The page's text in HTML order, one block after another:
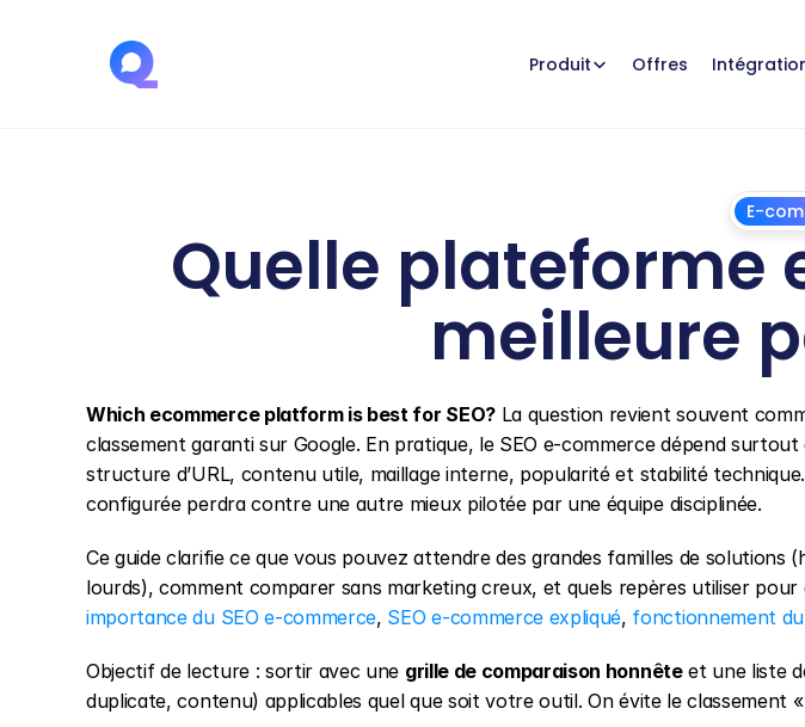
Produit Offres
E-
Quelle plateforme
meilleure
Which ecommerce platform is best for SEO? La question revient souvent
classement garanti sur Google. En pratique, le SEO e-commerce dépend surtout
structure d’URL, contenu utile, maillage interne, popularité et stabilité
configurée perdra contre une autre mieux pilotée par une équipe disciplinée.
Ce guide clarifie ce que vous pouvez attendre des grandes familles de solutions
importance du SEO e-commerce, SEO e-commerce expliqué, fonctionnement
Objectif de lecture : sortir avec une grille de comparaison honnête et une liste
duplicate, contenu) applicables quel que soit votre outil. On évite le classement